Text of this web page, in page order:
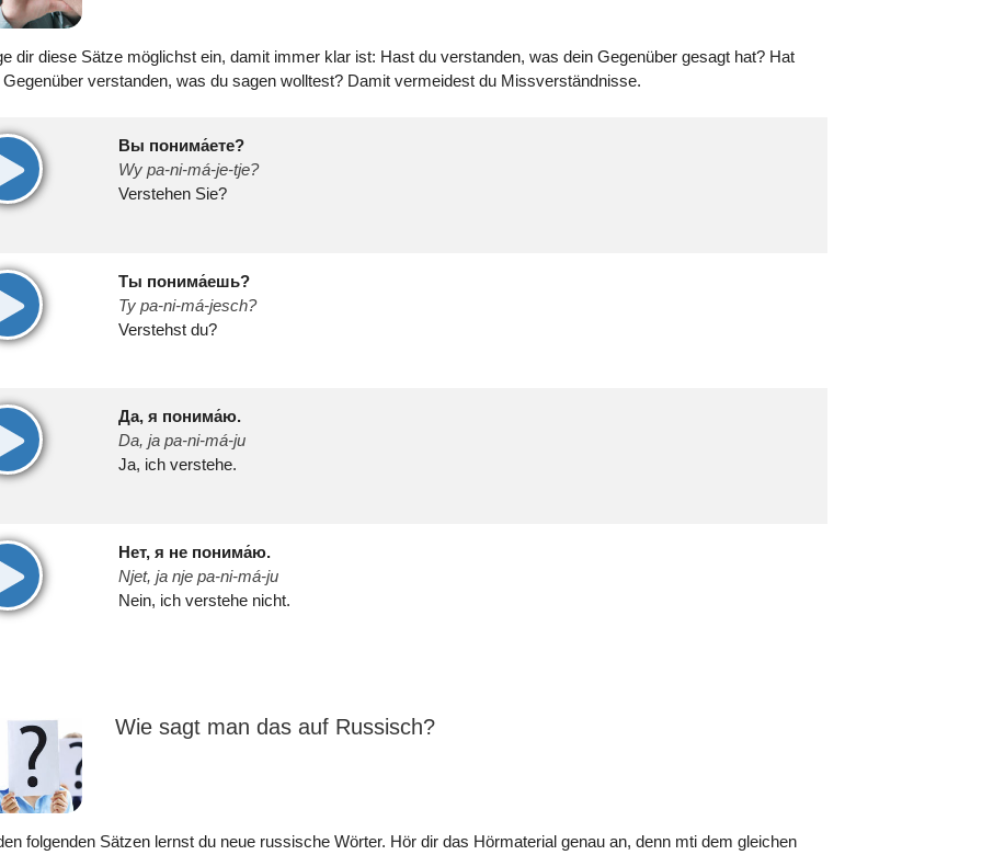
dir diese Sätze möglichst ein, damit immer klar ist: Hast du verstanden, was dein Gegenüber gesagt hat? Hat
Gegenüber verstanden, was du sagen wolltest? Damit vermeidest du Missverständnisse.
00:00
Вы понима́ете?
Wy pa-ni-má-je-tje?
Verstehen Sie?
00:00
Ты понима́ешь?
Ty pa-ni-má-jesch?
Verstehst du?
00:00
Да, я понима́ю.
Da, ja pa-ni-má-ju
Ja, ich verstehe.
00:00
Нет, я не понима́ю.
Njet, ja nje pa-ni-má-ju
Nein, ich verstehe nicht.
Wie sagt man das auf Russisch?
folgenden Sätzen lernst du neue russische Wörter. Hör dir das Hörmaterial genau an, denn mti dem gleichen